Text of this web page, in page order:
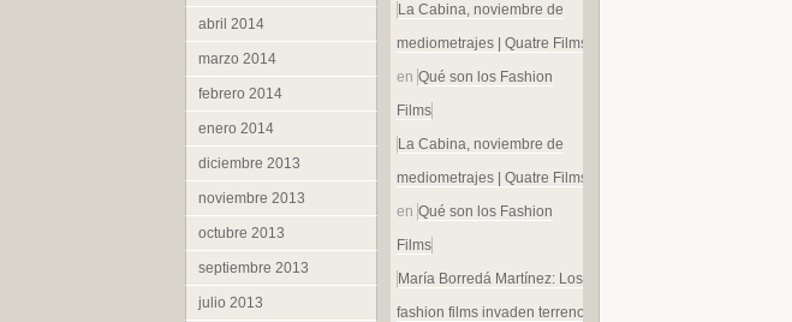
abril 2014
marzo 2014
febrero 2014
enero 2014
diciembre 2013
noviembre 2013
octubre 2013
septiembre 2013
julio 2013
La Cabina, noviembre de
mediometrajes | Quatre Films
en Qué son los Fashion
Films
La Cabina, noviembre de
mediometrajes | Quatre Films
en Qué son los Fashion
Films
María Borredá Martínez: Los
fashion films invaden terreno